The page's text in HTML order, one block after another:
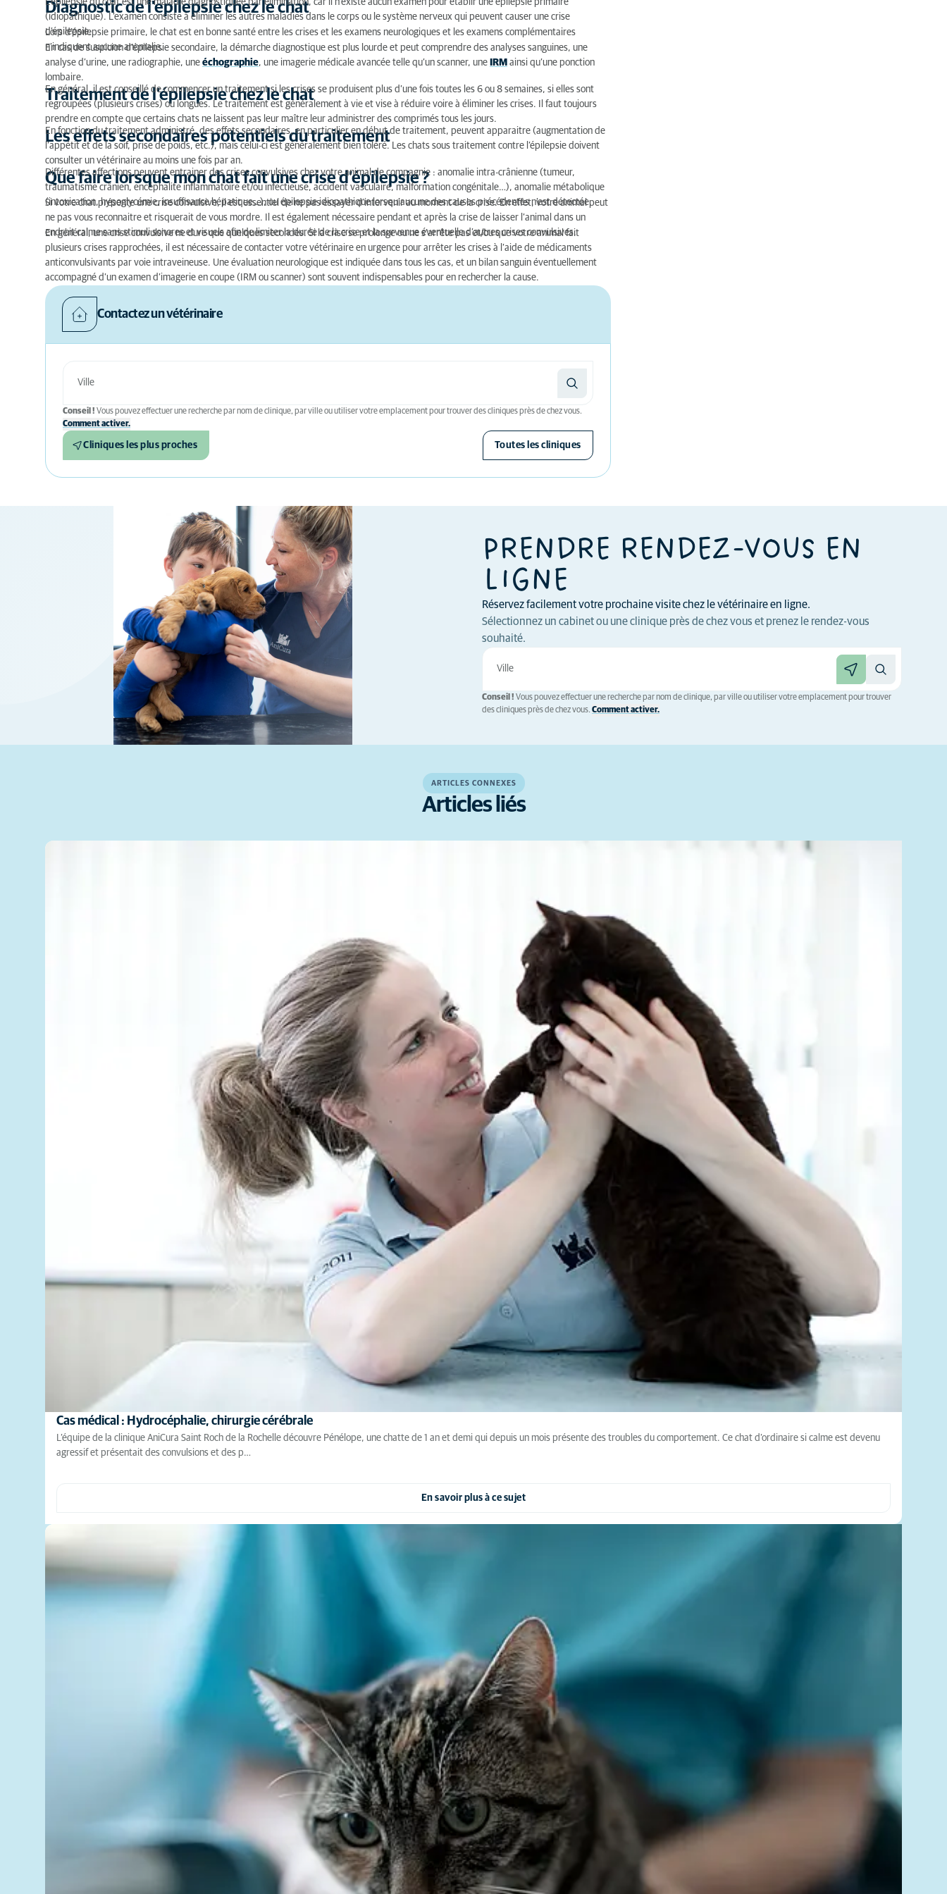
Diagnostic de l'epilepsie chez le chat
L’épilepsie du chat est une maladie diagnostiquée par élimination, car il n’existe aucun examen pour établir une épilepsie primaire
(idiopathique). L’examen consiste à éliminer les autres maladies dans le corps ou le système nerveux qui peuvent causer une crise
d’épilepsie.
Lors d’épilepsie primaire, le chat est en bonne santé entre les crises et les examens neurologiques et les examens complémentaires
n’indiquent aucune anomalie.
En cas de suspicion d’épilepsie secondaire, la démarche diagnostique est plus lourde et peut comprendre des analyses sanguines, une
analyse d’urine, une radiographie, une échographie, une imagerie médicale avancée telle qu’un scanner, une IRM ainsi qu’une ponction
lombaire.
Traitement de l’épilepsie chez le chat
En général, il est conseillé de commencer un traitement si les crises se produisent plus d’une fois toutes les 6 ou 8 semaines, si elles sont
regroupées (plusieurs crises) ou longues. Le traitement est généralement à vie et vise à réduire voire à éliminer les crises. Il faut toujours
prendre en compte que certains chats ne laissent pas leur maître leur administrer des comprimés tous les jours.
Les effets secondaires potentiels du traitement
En fonction du traitement administré, des effets secondaires, en particulier en début de traitement, peuvent apparaitre (augmentation de
l’appétit et de la soif, prise de poids, etc.), mais celui-ci est généralement bien toléré. Les chats sous traitement contre l’épilepsie doivent
consulter un vétérinaire au moins une fois par an.
Que faire lorsque mon chat fait une crise d’épilepsie ?
Différentes affections peuvent entrainer des crises convulsives chez votre animal de compagnie : anomalie intra-crânienne (tumeur,
traumatisme crânien, encéphalite inflammatoire et/ou infectieuse, accident vasculaire, malformation congénitale…), anomalie métabolique
(intoxication, hypoglycémie, insuffisance hépatique…), ou épilepsie idiopathique lorsqu’aucune des causes précédentes n’est détectée.
Si votre chat présente une crise convulsive, il est essentiel de ne pas essayer d’intervenir au moment de la crise. En effet, votre animal peut
ne pas vous reconnaitre et risquerait de vous mordre. Il est également nécessaire pendant et après la crise de laisser l’animal dans un
endroit calme sans stimuli sonores et visuels afin de limiter la durée de la crise et la survenue éventuelle d’autres crises convulsives.
En général, une crise convulsive ne dure que quelques secondes. Si la crise se prolonge ou ne s’arrête pas et/ou que votre animal fait
plusieurs crises rapprochées, il est nécessaire de contacter votre vétérinaire en urgence pour arrêter les crises à l’aide de médicaments
anticonvulsivants par voie intraveineuse. Une évaluation neurologique est indiquée dans tous les cas, et un bilan sanguin éventuellement
accompagné d’un examen d’imagerie en coupe (IRM ou scanner) sont souvent indispensables pour en rechercher la cause.
Contactez un vétérinaire
Conseil ! Vous pouvez effectuer une recherche par nom de clinique, par ville ou utiliser votre emplacement pour trouver des cliniques près de chez vous.
Comment activer.
Cliniques les plus proches Toutes les cliniques
PRENDRE RENDEZ-VOUS EN
LIGNE
Réservez facilement votre prochaine visite chez le vétérinaire en ligne.
Sélectionnez un cabinet ou une clinique près de chez vous et prenez le rendez-vous
souhaité.
Conseil ! Vous pouvez effectuer une recherche par nom de clinique, par ville ou utiliser votre emplacement pour trouver
des cliniques près de chez vous. Comment activer.
ARTICLES CONNEXES
Articles liés
Cas médical : Hydrocéphalie, chirurgie cérébrale
L’équipe de la clinique AniCura Saint Roch de la Rochelle découvre Pénélope, une chatte de 1 an et demi qui depuis un mois présente des troubles du comportement. Ce chat d’ordinaire si calme est devenu
agressif et présentait des convulsions et des p…
En savoir plus à ce sujet